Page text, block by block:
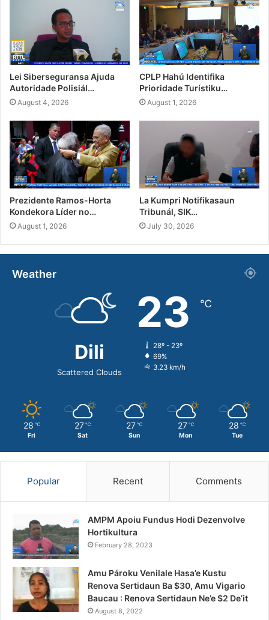
Lei Siberseguransa Ajuda
Autoridade Polisiál…
August 4, 2026
CPLP Hahú Identifika
Prioridade Turístiku…
August 1, 2026
Prezidente Ramos-Horta
Kondekora Líder no…
August 1, 2026
La Kumpri Notifikasaun
Tribunál, SIK…
July 30, 2026
Weather
Dili
Scattered Clouds
23 ℃
28º - 23º
69%
3.23 km/h
28 ℃
Fri
27 ℃
Sat
27 ℃
Sun
27 ℃
Mon
28 ℃
Tue
Popular Recent Comments
AMPM Apoiu Fundus Hodi Dezenvolve
Hortikultura
February 28, 2023
Amu Pároku Venilale Hasa’e Kustu
Renova Sertidaun Ba $30, Amu Vigario
Baucau : Renova Sertidaun Ne’e $2 De’it
August 8, 2022